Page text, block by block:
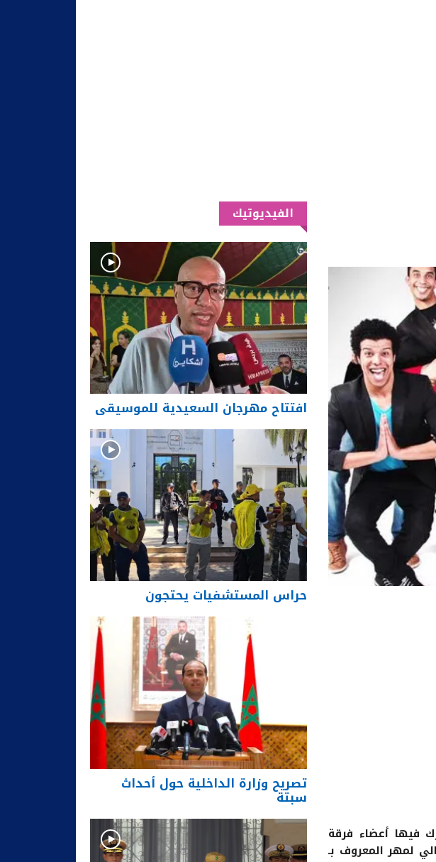
فيها أعضاء فرقة
لمهر المعروف بـ
الفيديوتيك
افتتاح مهرجان السعيدية للموسيقى
حراس المستشفيات يحتجون
تصريح وزارة الداخلية حول أحداث
سبتة